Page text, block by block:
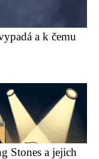
a k čemu
Stones a jejich